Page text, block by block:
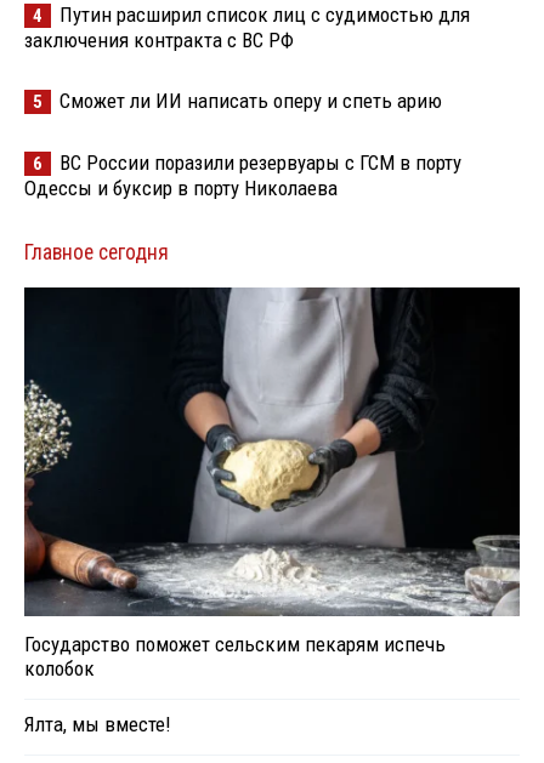
4
Путин расширил список лиц с судимостью для
заключения контракта с ВС РФ
5 Сможет ли ИИ написать оперу и спеть арию
6
ВС России поразили резервуары с ГСМ в порту
Одессы и буксир в порту Николаева
Главное сегодня
Государство поможет сельским пекарям испечь
колобок
Ялта, мы вместе!